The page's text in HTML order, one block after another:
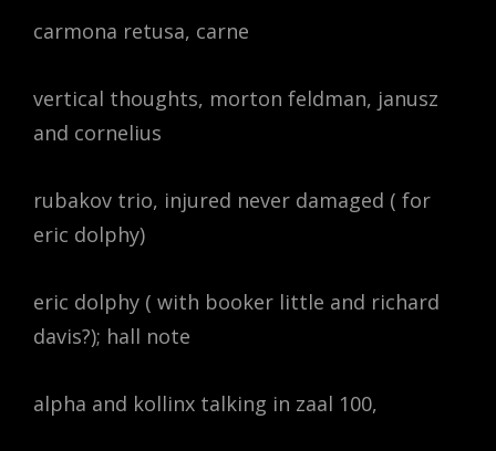
carmona retusa, carne
vertical thoughts, morton feldman, janusz
and cornelius
rubakov trio, injured never damaged ( for
eric dolphy)
eric dolphy ( with booker little and richard
davis?); hall note
alpha and kollinx talking in zaal 100,